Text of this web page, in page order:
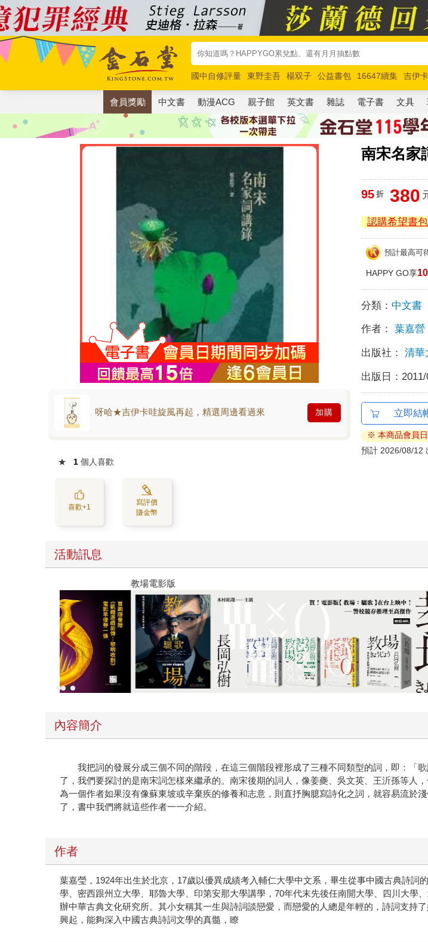
國中自修評量 東野圭吾 楊双子 公益書包 16647續集 吉伊
唯紅花綻放
奧德賽 路邊攤新作 馬斯克 玩具總動員5 超慢跑
會員獎勵 中文書 動漫ACG 親子館 英文書 雜誌 電子書 文具
南宋名家
呀哈★吉伊卡哇旋風再起，精選周邊看過來 加購
★ 1 個人喜歡
喜歡+1
寫評價
賺金幣
95 折 380
認購希望書
預計最高可
HAPPY GO享
分類： 中文書
作者： 葉嘉營
出版社： 清
出版日：
立即結
※ 本商品會員
預計 2026/08/12
活動訊息
十字
內容簡介
我把詞的發展分成三個不同的階段，在這三個階段裡形成了三種不同類型的詞，即：「
了，我們要探討的是南宋詞怎樣來繼承的。南宋後期的詞人，像姜夔、吳文英、王沂孫等人
為一個作者如果沒有像蘇東坡或辛棄疾的修養和志意，則直抒胸臆寫詩化之詞，就容易流於
了，書中我們將就這些作者一一介紹。
作者
葉嘉瑩，1924年出生於北京，17歲以優異成績考入輔仁大學中文系，畢生從事中國古典詩
學、密西跟州立大學、耶魯大學、印第安那大學講學，70年代末先後任南開大學、四川大學
辦中華古典文化研究所。其小女稱其一生與詩詞談戀愛，而戀愛的人總是年輕的，詩詞支持
興起，能夠深入中國古典詩詞文學的真髓，瞭